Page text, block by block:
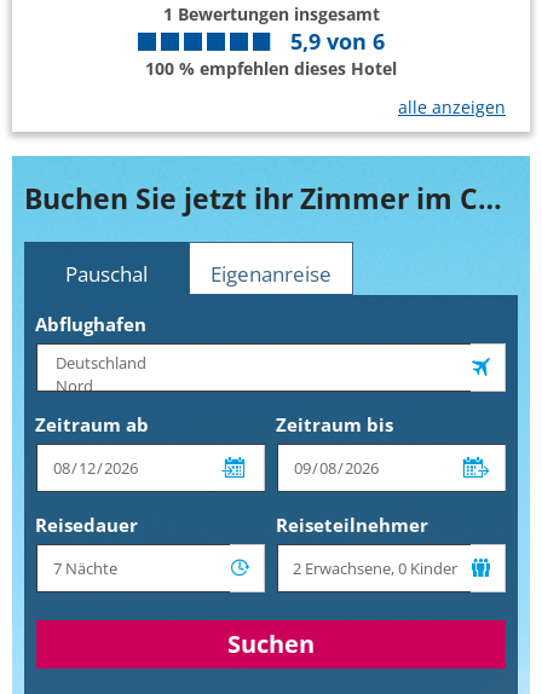
1 Bewertungen insgesamt
5,9 von 6
100 % empfehlen dieses Hotel
alle anzeigen
Buchen Sie jetzt ihr Zimmer im Concord Lido Di Savio
Pauschal Eigenanreise
Abflughafen
Zeitraum ab Zeitraum bis
Reisedauer Reiseteilnehmer
Suchen